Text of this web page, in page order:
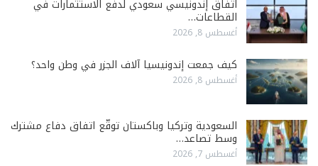
اتفاق إندونيسي سعودي لدفع الاستثمارات في
القطاعات…
أغسطس 8, 2026
كيف جمعت إندونيسيا آلاف الجزر في وطن واحد؟
أغسطس 8, 2026
السعودية وتركيا وباكستان توقّع اتفاق دفاع مشترك
وسط تصاعد…
أغسطس 7, 2026